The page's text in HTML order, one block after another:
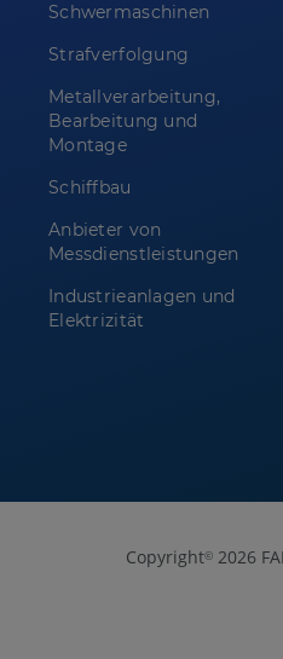
Schwermaschinen
Strafverfolgung
Metallverarbeitung,
Bearbeitung und
Montage
Schiffbau
Anbieter von
Messdienstleistungen
Industrieanlagen und
Elektrizität
Copyright©2026